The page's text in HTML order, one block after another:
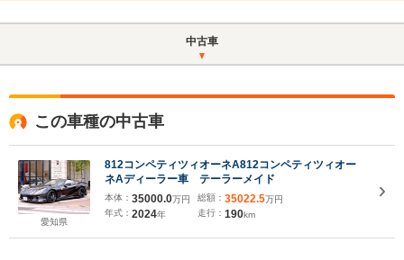
中古車
この車種の中古車
愛知県
812コンペティツィオーネA812コンペティツィオー
ネAディーラー車 テーラーメイド
本体： 35000.0万円
年式： 2024年
総額： 35022.5万円
走行： 190km